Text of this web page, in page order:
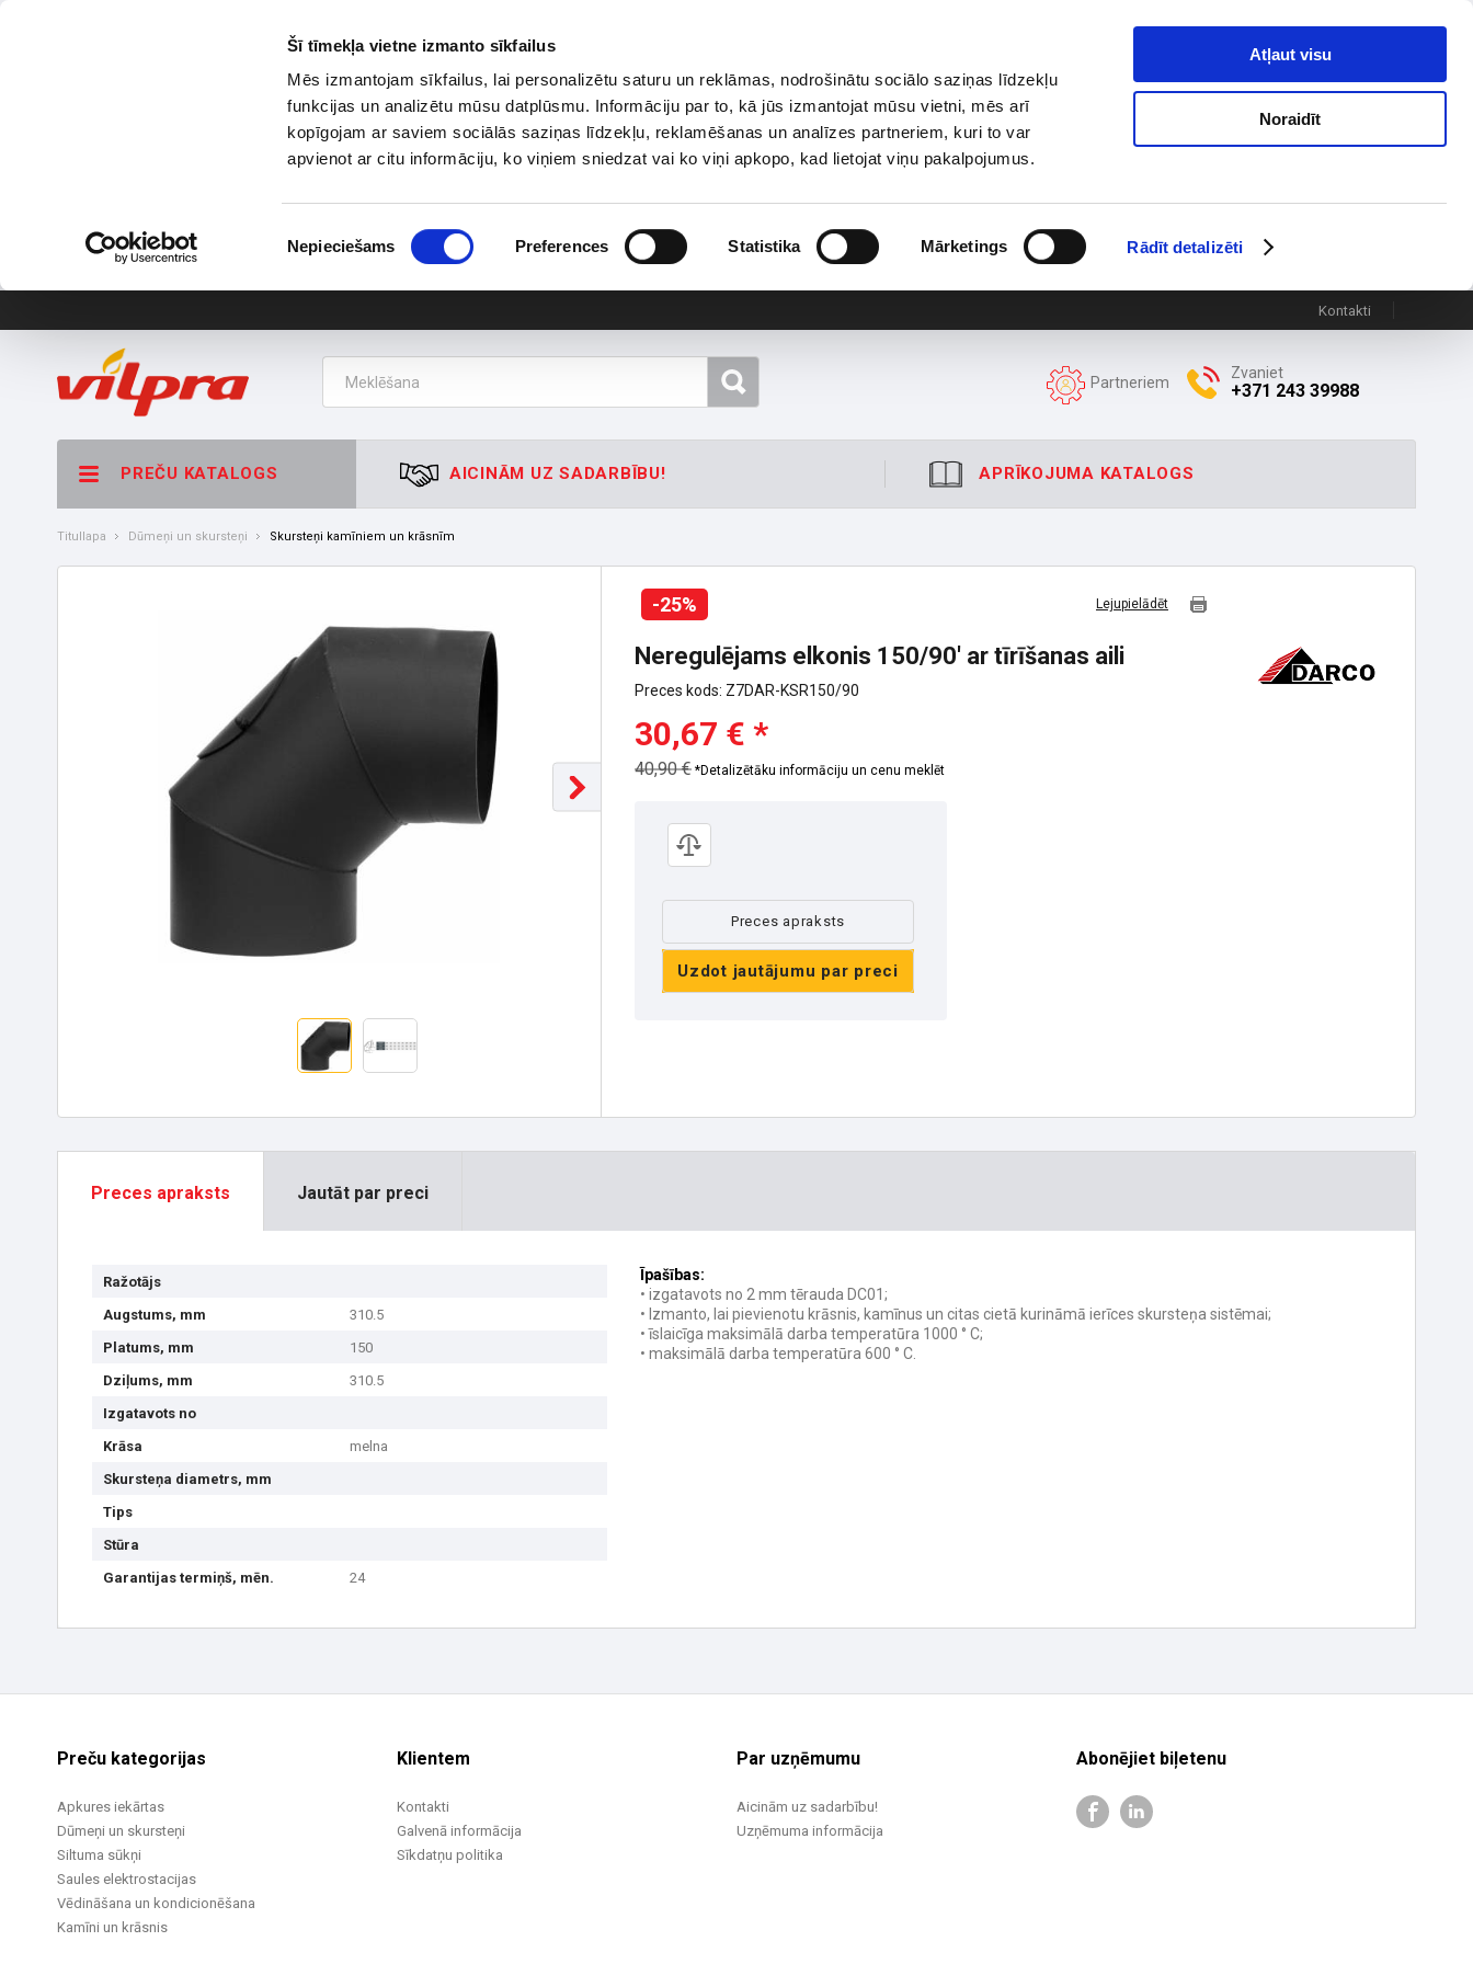
Šī tīmekļa vietne izmanto sīkfailus
Mēs izmantojam sīkfailus, lai personalizētu saturu un reklāmas, nodrošinātu sociālo saziņas līdzekļu
funkcijas un analizētu mūsu datplūsmu. Informāciju par to, kā jūs izmantojat mūsu vietni, mēs arī
kopīgojam ar saviem sociālās saziņas līdzekļu, reklamēšanas un analīzes partneriem, kuri to var
apvienot ar citu informāciju, ko viņiem sniedzat vai ko viņi apkopo, kad lietojat viņu pakalpojumus.
izvēle
Nepieciešams Preferences Statistika Mārketings Rādīt detalizēti
Atļaut visu
Noraidīt
Kontakti
Partneriem
Zvaniet
+371 243 39988
PREČU KATALOGS AICINĀM UZ SADARBĪBU! APRĪKOJUMA KATALOGS
Titullapa Dūmeņi un skursteņi Skursteņi kamīniem un krāsnīm
-25% Lejupielādēt
Neregulējams elkonis 150/90' ar tīrīšanas aili
Preces kods: Z7DAR-KSR150/90
30,67 € *
40,90 € *Detalizētāku informāciju un cenu meklēt
Preces apraksts
Uzdot jautājumu par preci
Preces apraksts
Ražotājs
Augstums, mm
310.5
Platums, mm
150
Dziļums, mm
310.5
Izgatavots no
Krāsa
melna
Skursteņa diametrs, mm
Tips
Stūra
Garantijas termiņš, mēn.
24
Īpašības:
• izgatavots no 2 mm tērauda DC01;
• Izmanto, lai pievienotu krāsnis, kamīnus un citas cietā kurināmā ierīces skursteņa sistēmai;
• īslaicīga maksimālā darba temperatūra 1000 ° C;
• maksimālā darba temperatūra 600 ° C.
Jautāt par preci
Preču kategorijas
Apkures iekārtas
Dūmeņi un skursteņi
Siltuma sūkņi
Saules elektrostacijas
Vēdināšana un kondicionēšana
Kamīni un krāsnis
Klientem
Kontakti
Galvenā informācija
Sīkdatņu politika
Par uzņēmumu
Aicinām uz sadarbību!
Uzņēmuma informācija
Abonējiet biļetenu